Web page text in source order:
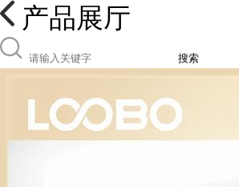
产品展厅
搜索